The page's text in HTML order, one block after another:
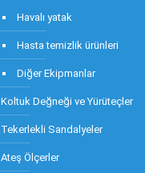
Havalı yatak
Hasta temizlik ürünleri
Diğer Ekipmanlar
Koltuk Değneği ve Yürüteçler
Tekerlekli Sandalyeler
Ateş Ölçerler